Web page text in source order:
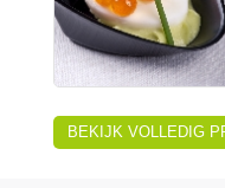
BEKIJK VOLLEDIG